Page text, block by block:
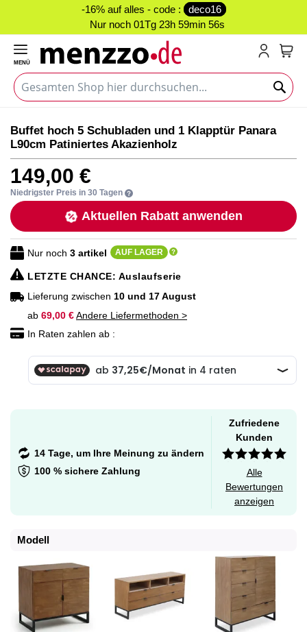
-16% auf alles - code :
deco16
Nur noch 01Tg 23h 59min 55s
MENÜ
Ende
der
Bildgalerie
springen
Anfang
der
Bildgalerie
springen
Buffet hoch 5 Schubladen und 1 Klapptür Panara
L90cm Patiniertes Akazienholz
149,00 €
Niedrigster Preis in 30 Tagen
Aktuellen Rabatt anwenden
Nur noch 3 artikel AUF LAGER
LETZTE CHANCE: Auslaufserie
Lieferung zwischen 10 und 17 August
ab 69,00 €Andere Liefermethoden >
In Raten zahlen ab :
14 Tage, um Ihre Meinung zu ändern
100 % sichere Zahlung
Zufriedene
Kunden
Alle
Bewertungen
anzeigen
Modell